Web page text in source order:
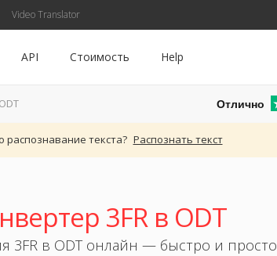
Video Translator
API Стоимость Help
Отлично
распознавание текста? Распознать текст
3FR в ODT
3FR в ODT онлайн — быстро и просто